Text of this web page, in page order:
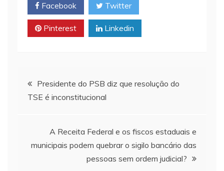
A
p
p
i
n
k
Facebook Twitter
Pinterest Linkedin
Navegação
de
Presidente do PSB diz que resolução do
TSE é inconstitucional
A Receita Federal e os fiscos estaduais e
municipais podem quebrar o sigilo bancário das
pessoas sem ordem judicial?